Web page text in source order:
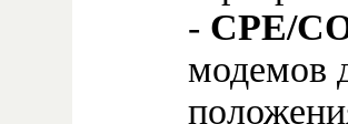
- CPE/
модемов